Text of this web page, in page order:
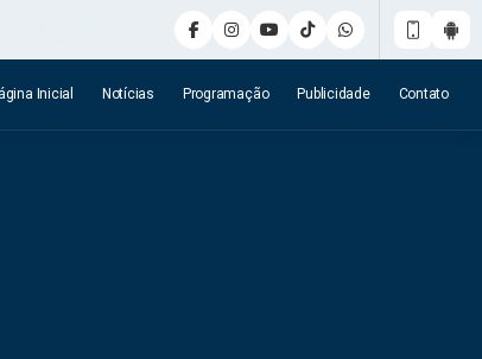
Inicial Notícias Programação Publicidade Contato